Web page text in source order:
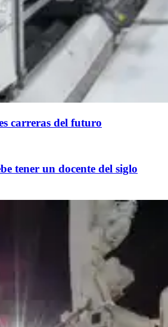
carreras del futuro
tener un docente del siglo